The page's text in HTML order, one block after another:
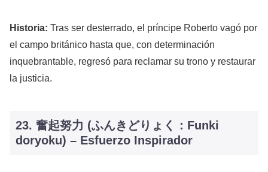
Historia: Tras ser desterrado, el príncipe Roberto vagó por
el campo británico hasta que, con determinación
inquebrantable, regresó para reclamar su trono y restaurar
la justicia.
23. 奮起努力 (ふんきどりょく：Funki
doryoku) – Esfuerzo Inspirador